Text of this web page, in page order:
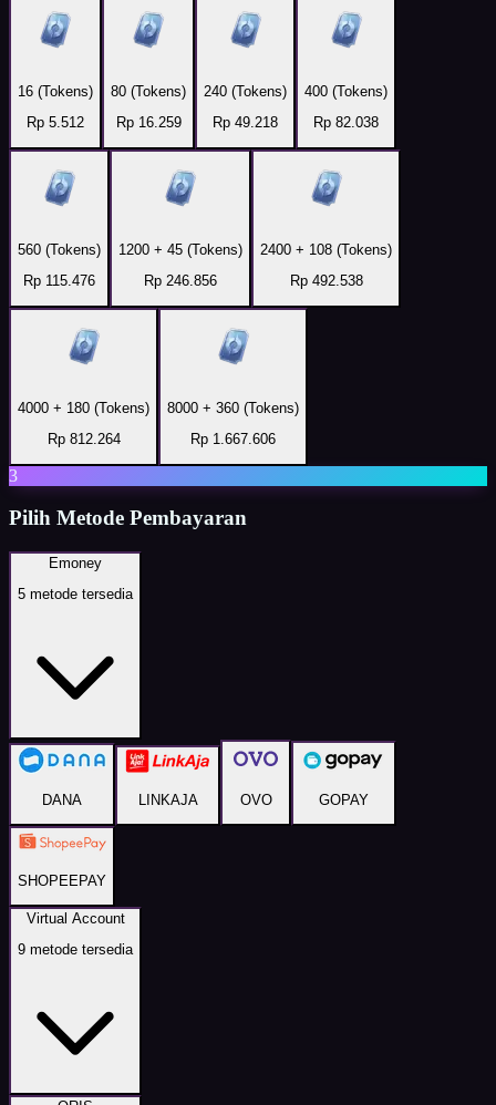
16 (Tokens)
Rp 5.512
80 (Tokens)
Rp 16.259
240 (Tokens)
Rp 49.218
400 (Tokens)
Rp 82.038
560 (Tokens)
Rp 115.476
1200 + 45 (Tokens)
Rp 246.856
2400 + 108 (Tokens)
Rp 492.538
4000 + 180 (Tokens)
Rp 812.264
8000 + 360 (Tokens)
Rp 1.667.606
3
Pilih Metode Pembayaran
Emoney
5 metode tersedia
DANA LINKAJA OVO GOPAY
SHOPEEPAY
Virtual Account
9 metode tersedia